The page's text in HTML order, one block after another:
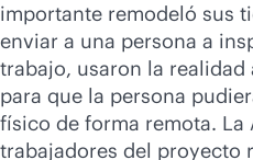
importante remodeló sus
enviar a una persona a
trabajo, usaron la realidad
para que la persona
físico de forma remota. La
trabajadores del proyecto